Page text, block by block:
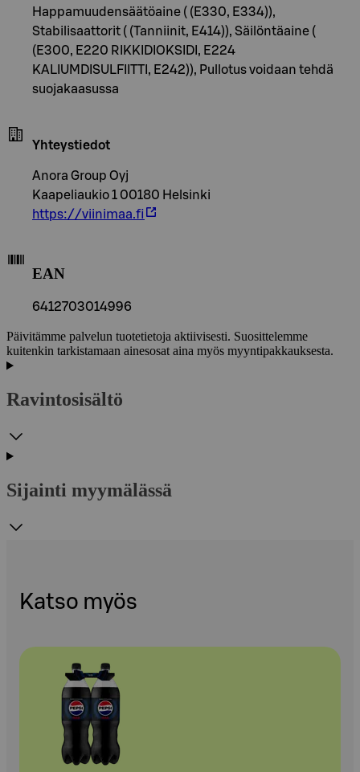
Happamuudensäätöaine ( (E330, E334)),
Stabilisaattorit ( (Tanniinit, E414)), Säilöntäaine (
(E300, E220 RIKKIDIOKSIDI, E224
KALIUMDISULFIITTI, E242)), Pullotus voidaan tehdä
suojakaasussa
Yhteystiedot
Anora Group Oyj
Kaapeliaukio 1 00180 Helsinki
https://viinimaa.fi
EAN
6412703014996
Päivitämme palvelun tuotetietoja aktiivisesti. Suosittelemme
kuitenkin tarkistamaan ainesosat aina myös myyntipakkauksesta.
Ravintosisältö
Sijainti myymälässä
Katso myös